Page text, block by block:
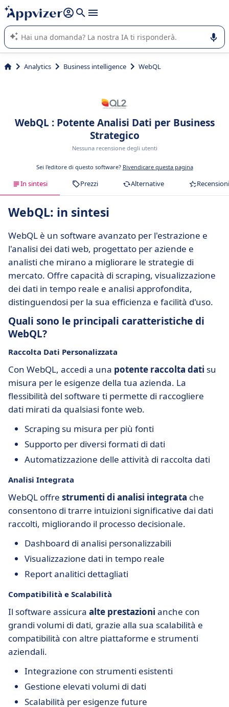
righe con
shift + enter
L'IA di Appvizer vi guida nell'utilizzo o nella scelta di un
software SaaS per la vostra azienda.
Analytics Business intelligence WebQL
WebQL : Potente Analisi Dati per Business
Strategico
Nessuna recensione degli utenti
Sei l'editore di questo software? Rivendicare questa pagina
In sintesi Prezzi Alternative Recensioni
WebQL: in sintesi
WebQL è un software avanzato per l'estrazione e
l'analisi dei dati web, progettato per aziende e
analisti che mirano a migliorare le strategie di
mercato. Offre capacità di scraping, visualizzazione
dei dati in tempo reale e analisi approfondita,
distinguendosi per la sua efficienza e facilità d'uso.
Quali sono le principali caratteristiche di
WebQL?
Raccolta Dati Personalizzata
Con WebQL, accedi a una potente raccolta dati su
misura per le esigenze della tua azienda. La
flessibilità del software ti permette di raccogliere
dati mirati da qualsiasi fonte web.
Scraping su misura per più fonti
Supporto per diversi formati di dati
Automatizzazione delle attività di raccolta dati
Analisi Integrata
WebQL offre strumenti di analisi integrata che
consentono di trarre intuizioni significative dai dati
raccolti, migliorando il processo decisionale.
Dashboard di analisi personalizzabili
Visualizzazione dati in tempo reale
Report analitici dettagliati
Compatibilità e Scalabilità
Il software assicura alte prestazioni anche con
grandi volumi di dati, grazie alla sua scalabilità e
compatibilità con altre piattaforme e strumenti
aziendali.
Integrazione con strumenti esistenti
Gestione elevati volumi di dati
Scalabilità per esigenze future